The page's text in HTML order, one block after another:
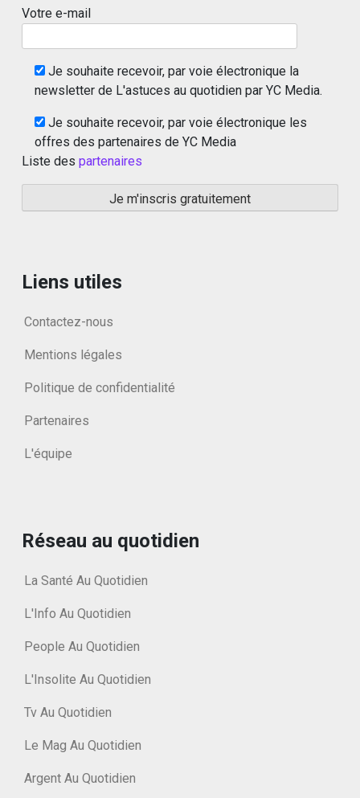
Votre e-mail
Je souhaite recevoir, par voie électronique la
newsletter de L'astuces au quotidien par YC Media.
Je souhaite recevoir, par voie électronique les
offres des partenaires de YC Media
Liste des partenaires
Liens utiles
Contactez-nous
Mentions légales
Politique de confidentialité
Partenaires
L'équipe
Réseau au quotidien
La Santé Au Quotidien
L'Info Au Quotidien
People Au Quotidien
L'Insolite Au Quotidien
Tv Au Quotidien
Le Mag Au Quotidien
Argent Au Quotidien